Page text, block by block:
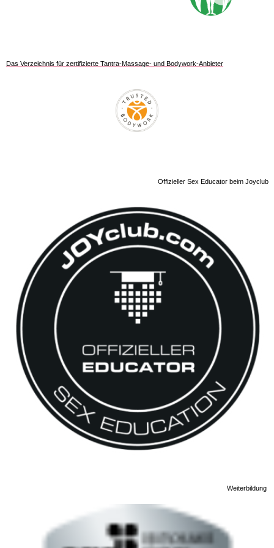
Das Verzeichnis für zertifizierte Tantra-Massage- und Bodywork-Anbieter
Offizieller Sex Educator beim Joyclub
Weiterbildung